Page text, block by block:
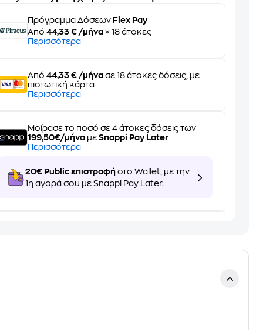
Πρόγραμμα Δόσεων Flex Pay
Από44,33 € /μήνα × 18 άτοκες
Περισσότερα
Από44,33 € /μήνα σε 18 άτοκες δόσεις, με
πιστωτική κάρτα
Περισσότερα
Μοίρασε το ποσό σε 4 άτοκες δόσεις των
199,50€/μήνα μεSnappi Pay Later
Περισσότερα
20€ Public επιστροφή στο Wallet, με την
1η αγορά σου με Snappi Pay Later.